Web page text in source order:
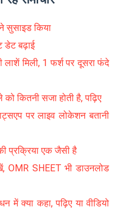
सुसाइड किया
डेट बढ़ाई
लाशें मिली, 1 फर्श पर दूसरा फंदे
को कितनी सजा होती है, पढ़िए
पर लाइव लोकेशन बतानी
प्रक्रिया एक जैसी है
OMR SHEET भी डाउनलोड
में क्या कहा, पढ़िए या वीडियो